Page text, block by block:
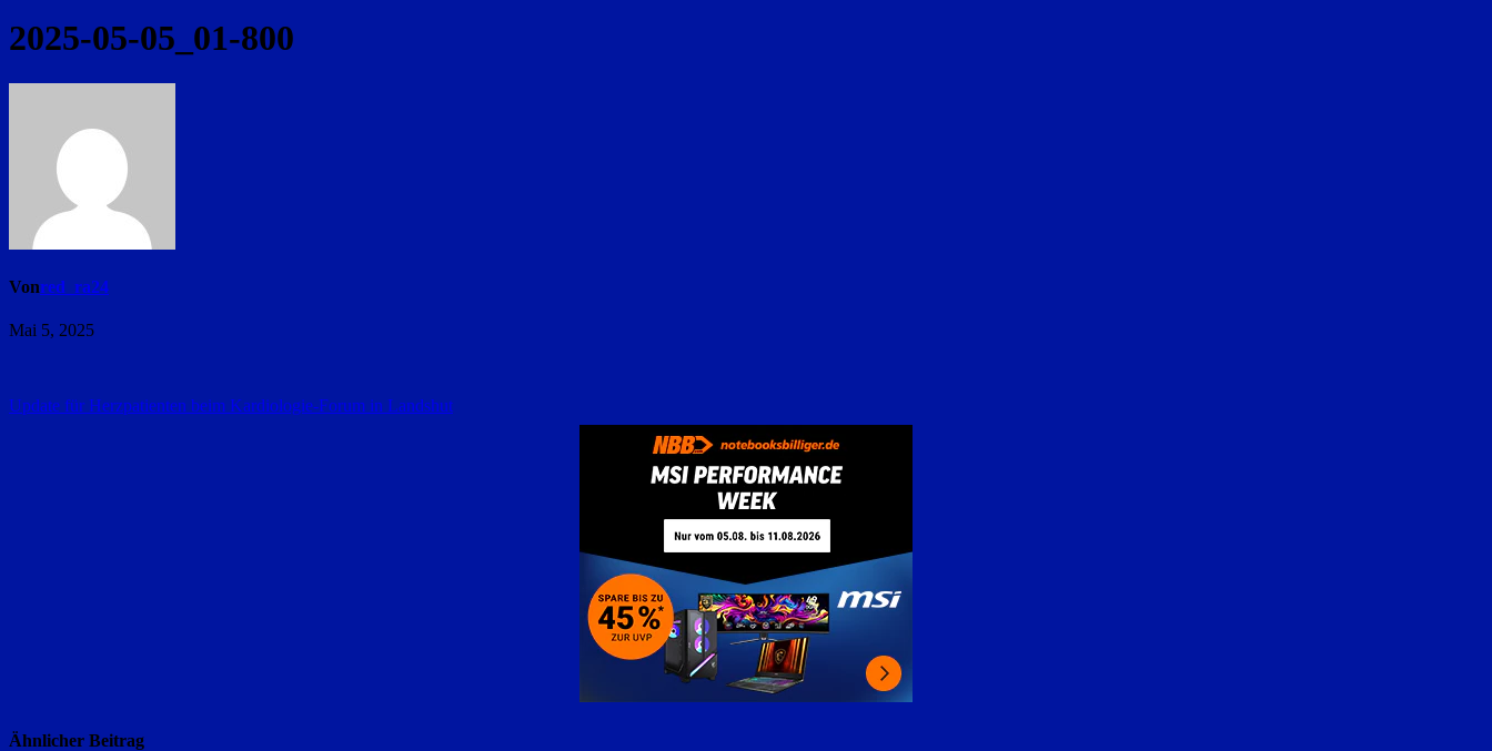
2025-05-05_01-800
Vonred_ra24
Mai 5, 2025
Beitragsnavigation
Update für Herzpatienten beim Kardiologie-Forum in Landshut
Ähnlicher Beitrag